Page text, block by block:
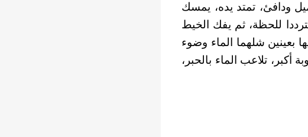
ودافئ، تمتد يده، يمسك
للحظة، ثم يفك الخيط
بعينين شلهما الماء وضوء
أكبر، تلاعب الماء بالحبر،